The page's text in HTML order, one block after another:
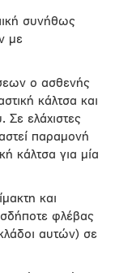
συνήθως
με
ο ασθενής
κάλτσα και
Σε ελάχιστες
παραμονή
κάλτσα για μία
και
φλέβας
αυτών) σε